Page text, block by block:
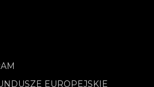
EUROPEJSKIE